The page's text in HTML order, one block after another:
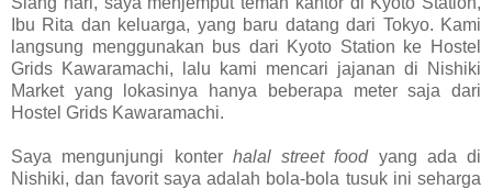
Ibu Rita dan keluarga, yang baru datang dari Tokyo. Kami
langsung menggunakan bus dari Kyoto Station ke Hostel
Grids Kawaramachi, lalu kami mencari jajanan di Nishiki
Market yang lokasinya hanya beberapa meter saja dari
Hostel Grids Kawaramachi.
Saya mengunjungi konter halal street foodyang ada di
Nishiki, dan favorit saya adalah bola-bola tusuk ini seharga